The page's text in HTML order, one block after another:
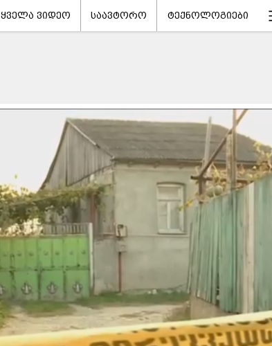
ყველა ვიდეო საავტორო ტექნოლოგიები